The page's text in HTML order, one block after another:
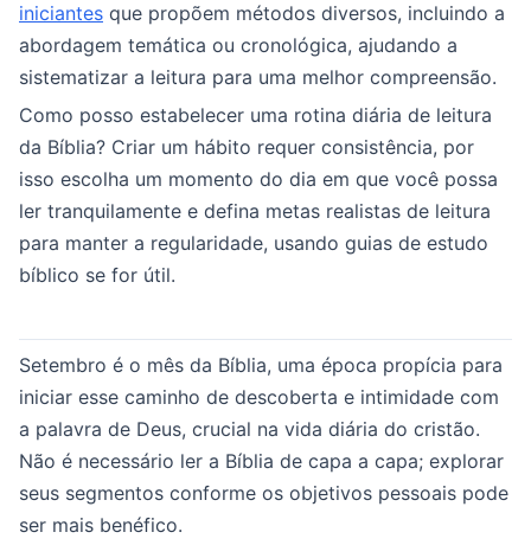
iniciantes que propõem métodos diversos, incluindo a
abordagem temática ou cronológica, ajudando a
sistematizar a leitura para uma melhor compreensão.
Como posso estabelecer uma rotina diária de leitura
da Bíblia? Criar um hábito requer consistência, por
isso escolha um momento do dia em que você possa
ler tranquilamente e defina metas realistas de leitura
para manter a regularidade, usando guias de estudo
bíblico se for útil.
Setembro é o mês da Bíblia, uma época propícia para
iniciar esse caminho de descoberta e intimidade com
a palavra de Deus, crucial na vida diária do cristão.
Não é necessário ler a Bíblia de capa a capa; explorar
seus segmentos conforme os objetivos pessoais pode
ser mais benéfico.